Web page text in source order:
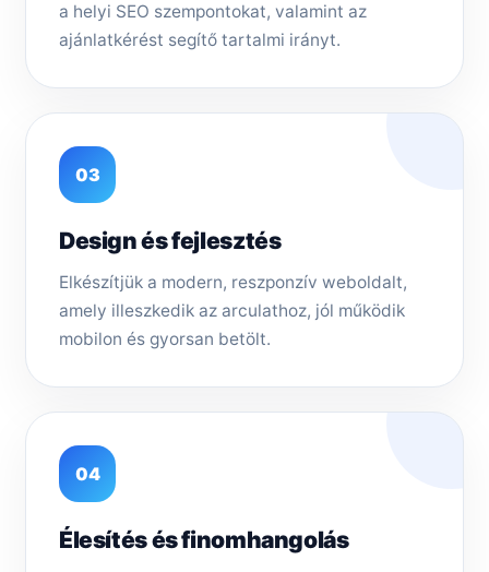
a helyi SEO szempontokat, valamint az
ajánlatkérést segítő tartalmi irányt.
03
Design és fejlesztés
Elkészítjük a modern, reszponzív weboldalt,
amely illeszkedik az arculathoz, jól működik
mobilon és gyorsan betölt.
04
Élesítés és finomhangolás